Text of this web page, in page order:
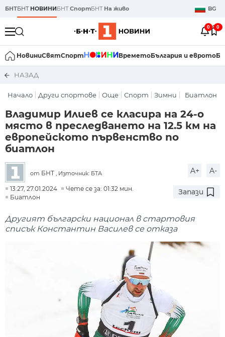
БНТБНТ НОВИНИБНТСпортБНТ На живо BG
0 0
НовиниСвятСпорт ВреметоБългария и еврото
НАЗАД
Начало Други спортове Още Спорт Зимни Биатлон
Владимир Илиев се класира на 24-о
място в преследването на 12.5 км на
европейското първенство по
биатлон
от БНТ , Източник: БТА A+ A-
13:27, 27.01.2024
Чете се за: 01:32 мин.
Биатлон
Запази
Другият български национал в стартовия
списък Константин Василев се отказа